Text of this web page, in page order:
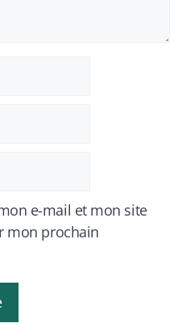
e-mail et mon site
mon prochain